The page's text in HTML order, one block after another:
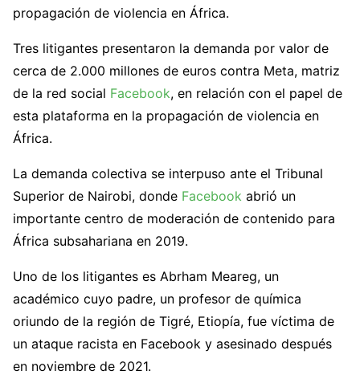
propagación de violencia en África.
Tres litigantes presentaron la demanda por valor de
cerca de 2.000 millones de euros contra Meta, matriz
de la red social Facebook, en relación con el papel de
esta plataforma en la propagación de violencia en
África.
La demanda colectiva se interpuso ante el Tribunal
Superior de Nairobi, donde Facebook abrió un
importante centro de moderación de contenido para
África subsahariana en 2019.
Uno de los litigantes es Abrham Meareg, un
académico cuyo padre, un profesor de química
oriundo de la región de Tigré, Etiopía, fue víctima de
un ataque racista en Facebook y asesinado después
en noviembre de 2021.